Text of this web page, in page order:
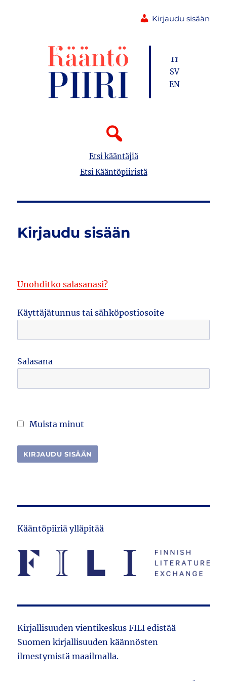
Kirjaudu sisään
Etsi kääntäjiä
Etsi Kääntöpiiristä
FI
SV
EN
Kirjaudu sisään
Unohditko salasanasi?
Käyttäjätunnus tai sähköpostiosoite
Salasana
Muista minut
Kääntöpiiriä ylläpitää
Kirjallisuuden vientikeskus FILI edistää
Suomen kirjallisuuden käännösten
ilmestymistä maailmalla.